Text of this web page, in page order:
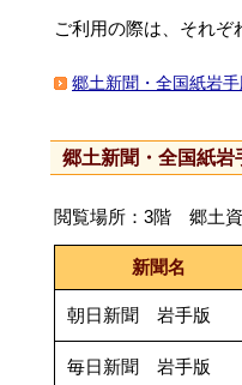
ご利用の際は、それ
郷土新聞・全国紙岩手
郷土新聞・全国紙岩
閲覧場所：3階 郷土
新聞名
朝日新聞 岩手版
毎日新聞 岩手版